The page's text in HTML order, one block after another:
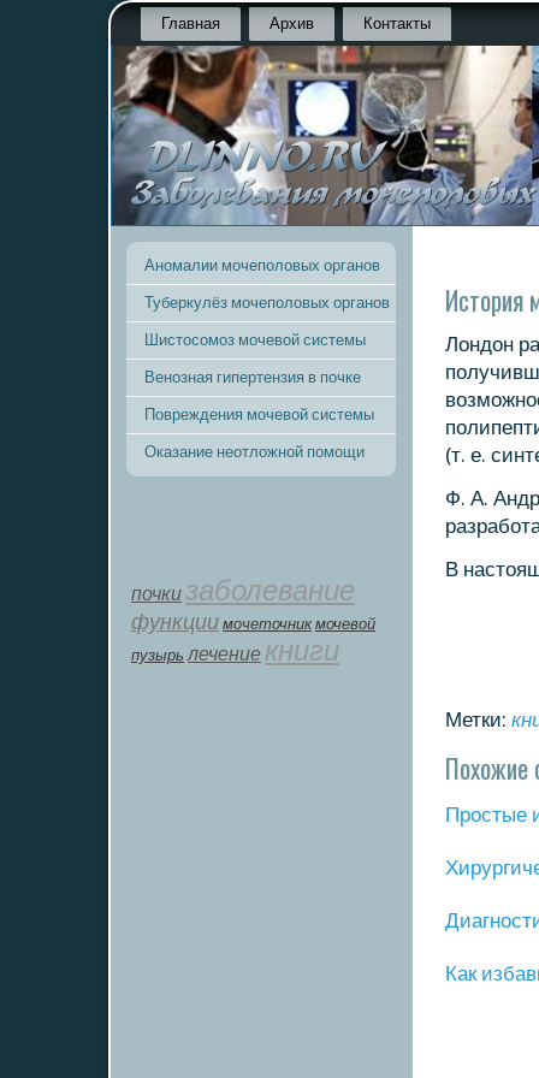
Главная Архив Контакты
Аномалии мочеполовых органов
Туберкулёз мочеполовых органов
Шистосомоз мочевой системы
Венозная гипертензия в почке
Повреждения мочевой системы
Оказание неотложной помощи
почкизаболевание
функции мοчеточник мочевой
пузырь лечение книги
История
Лондон
(т. е.
Ф. А.
В
Метки:
Похожие
Прοстые
Как